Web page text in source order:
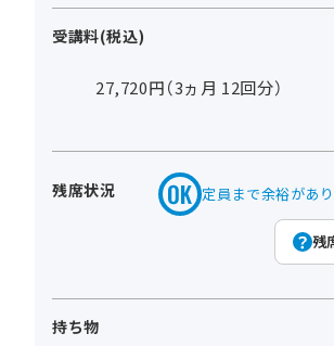
受講料(税込)
27,720円（3ヵ月 12回分）
残席状況 定員まで余裕があり
残
持ち物